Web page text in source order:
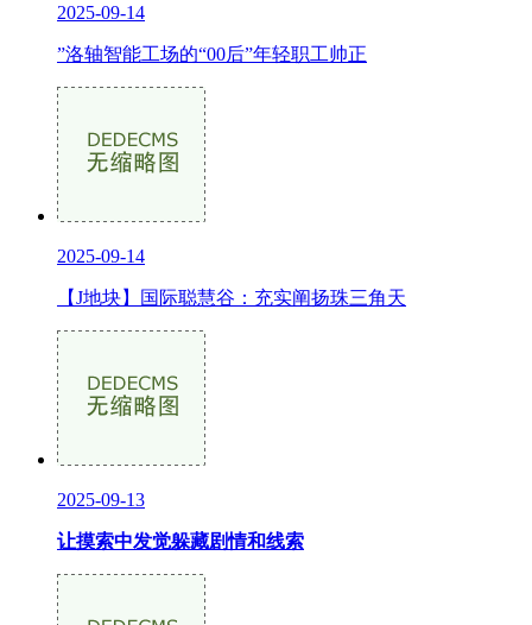
2025-09-14
”洛轴智能工场的“00后”年轻职工帅正
2025-09-14
【J地块】国际聪慧谷：充实阐扬珠三角天
2025-09-13
让摸索中发觉躲藏剧情和线索